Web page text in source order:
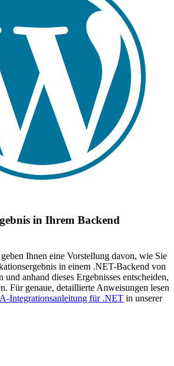
in Ihrem Backend
Ihnen eine Vorstellung davon, wie Sie
in einem .NET-Backend von
und anhand dieses Ergebnisses entscheiden,
Für genaue, detaillierte Anweisungen lesen
Integrationsanleitung für .NET in unserer